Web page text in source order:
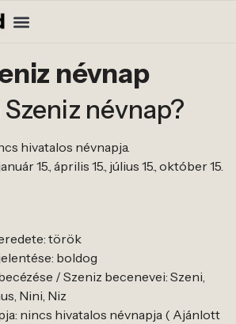
névnap
névnap?
hivatalos névnapja.
15., április 15., július 15., október 15.
török
boldog
/ Szeniz becenevei: Szeni,
Nini, Niz
nincs hivatalos névnapja ( Ajánlott